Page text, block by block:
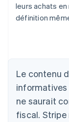
leurs achats en
définition
Le contenu
ne saurait
fiscal.
Allemagne
Deutsch
Australie
English
Autriche